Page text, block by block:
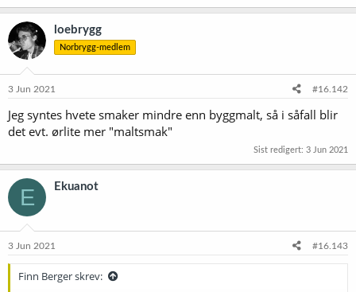
loebrygg
Norbrygg-medlem
3 Jun 2021 #16.142
Jeg syntes hvete smaker mindre enn byggmalt, så i såfall blir
det evt. ørlite mer "maltsmak"
Sist redigert: 3 Jun 2021
E Ekuanot
3 Jun 2021 #16.143
Finn Berger skrev: